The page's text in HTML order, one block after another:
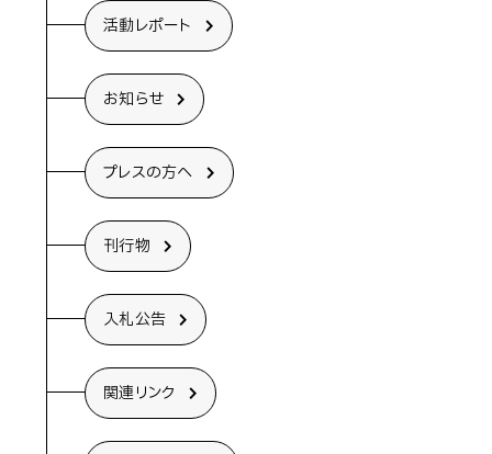
活動レポート
お知らせ
プレスの方へ
刊行物
入札公告
関連リンク